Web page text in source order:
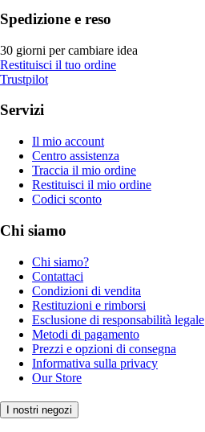
Spedizione e reso
30 giorni per cambiare idea
Restituisci il tuo ordine
Trustpilot
Servizi
Il mio account
Centro assistenza
Traccia il mio ordine
Restituisci il mio ordine
Codici sconto
Chi siamo
Chi siamo?
Contattaci
Condizioni di vendita
Restituzioni e rimborsi
Esclusione di responsabilità legale
Metodi di pagamento
Prezzi e opzioni di consegna
Informativa sulla privacy
Our Store
I nostri negozi